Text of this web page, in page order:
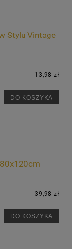
Stylu Vintage
13,98 zł
DO KOSZYKA
39,98 zł
DO KOSZYKA